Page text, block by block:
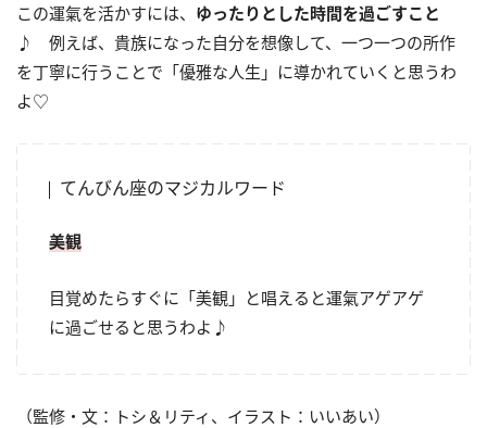
この運氣を活かすには、 ゆったりとした時間を過ごすこと
♪
例えば、貴族になった自分を想像して、一つ一つの所作
を丁寧に行うことで「優雅な人生」に導かれていくと思うわ
よ♡
てんびん座のマジカルワード
美観
目覚めたらすぐに「美観」と唱えると運氣アゲアゲ
に過ごせると思うわよ♪
（監修・文：トシ＆リティ、イラスト：いいあい）